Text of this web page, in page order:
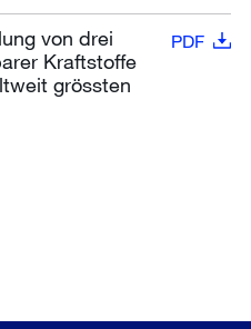
von drei
Kraftstoffe
grössten
PDF